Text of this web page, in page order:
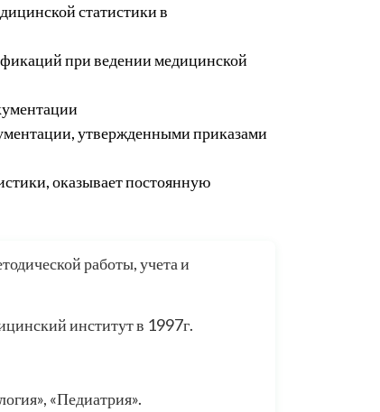
статистики в
при ведении медицинской
утвержденными приказами
оказывает постоянную
работы, учета и
институт в 1997г.
«Педиатрия».